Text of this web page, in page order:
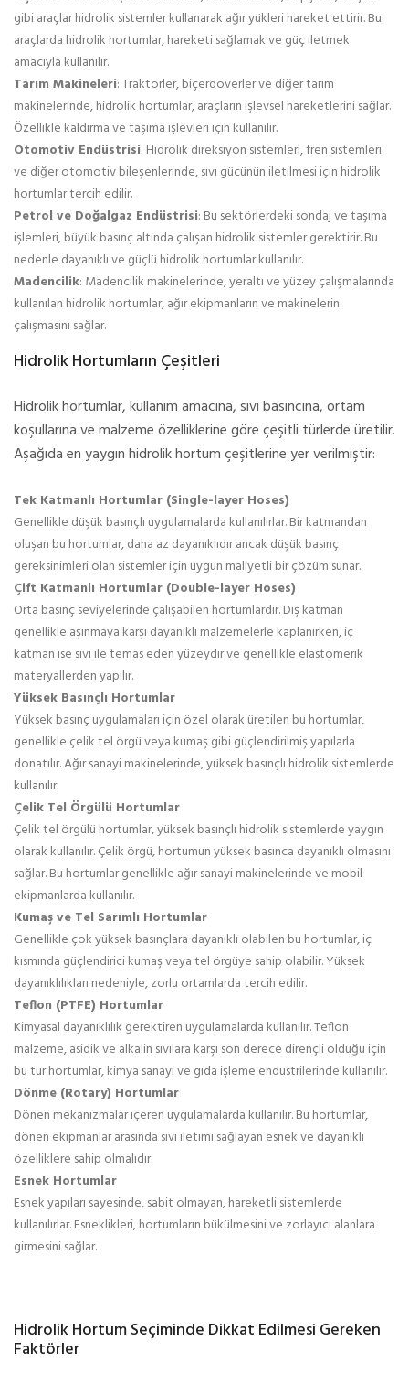
gibi araçlar hidrolik sistemler kullanarak ağır yükleri hareket ettirir. Bu
araçlarda hidrolik hortumlar, hareketi sağlamak ve güç iletmek
amacıyla kullanılır.
Tarım Makineleri: Traktörler, biçerdöverler ve diğer tarım
makinelerinde, hidrolik hortumlar, araçların işlevsel hareketlerini sağlar.
Özellikle kaldırma ve taşıma işlevleri için kullanılır.
Otomotiv Endüstrisi: Hidrolik direksiyon sistemleri, fren sistemleri
ve diğer otomotiv bileşenlerinde, sıvı gücünün iletilmesi için hidrolik
hortumlar tercih edilir.
Petrol ve Doğalgaz Endüstrisi: Bu sektörlerdeki sondaj ve taşıma
işlemleri, büyük basınç altında çalışan hidrolik sistemler gerektirir. Bu
nedenle dayanıklı ve güçlü hidrolik hortumlar kullanılır.
Madencilik: Madencilik makinelerinde, yeraltı ve yüzey çalışmalarında
kullanılan hidrolik hortumlar, ağır ekipmanların ve makinelerin
çalışmasını sağlar.
Hidrolik Hortumların Çeşitleri
Hidrolik hortumlar, kullanım amacına, sıvı basıncına, ortam
koşullarına ve malzeme özelliklerine göre çeşitli türlerde üretilir.
Aşağıda en yaygın hidrolik hortum çeşitlerine yer verilmiştir:
Tek Katmanlı Hortumlar (Single-layer Hoses)
Genellikle düşük basınçlı uygulamalarda kullanılırlar. Bir katmandan
oluşan bu hortumlar, daha az dayanıklıdır ancak düşük basınç
gereksinimleri olan sistemler için uygun maliyetli bir çözüm sunar.
Çift Katmanlı Hortumlar (Double-layer Hoses)
Orta basınç seviyelerinde çalışabilen hortumlardır. Dış katman
genellikle aşınmaya karşı dayanıklı malzemelerle kaplanırken, iç
katman ise sıvı ile temas eden yüzeydir ve genellikle elastomerik
materyallerden yapılır.
Yüksek Basınçlı Hortumlar
Yüksek basınç uygulamaları için özel olarak üretilen bu hortumlar,
genellikle çelik tel örgü veya kumaş gibi güçlendirilmiş yapılarla
donatılır. Ağır sanayi makinelerinde, yüksek basınçlı hidrolik sistemlerde
kullanılır.
Çelik Tel Örgülü Hortumlar
Çelik tel örgülü hortumlar, yüksek basınçlı hidrolik sistemlerde yaygın
olarak kullanılır. Çelik örgü, hortumun yüksek basınca dayanıklı olmasını
sağlar. Bu hortumlar genellikle ağır sanayi makinelerinde ve mobil
ekipmanlarda kullanılır.
Kumaş ve Tel Sarımlı Hortumlar
Genellikle çok yüksek basınçlara dayanıklı olabilen bu hortumlar, iç
kısmında güçlendirici kumaş veya tel örgüye sahip olabilir. Yüksek
dayanıklılıkları nedeniyle, zorlu ortamlarda tercih edilir.
Teflon (PTFE) Hortumlar
Kimyasal dayanıklılık gerektiren uygulamalarda kullanılır. Teflon
malzeme, asidik ve alkalin sıvılara karşı son derece dirençli olduğu için
bu tür hortumlar, kimya sanayi ve gıda işleme endüstrilerinde kullanılır.
Dönme (Rotary) Hortumlar
Dönen mekanizmalar içeren uygulamalarda kullanılır. Bu hortumlar,
dönen ekipmanlar arasında sıvı iletimi sağlayan esnek ve dayanıklı
özelliklere sahip olmalıdır.
Esnek Hortumlar
Esnek yapıları sayesinde, sabit olmayan, hareketli sistemlerde
kullanılırlar. Esneklikleri, hortumların bükülmesini ve zorlayıcı alanlara
girmesini sağlar.
Hidrolik Hortum Seçiminde Dikkat Edilmesi Gereken
Faktörler